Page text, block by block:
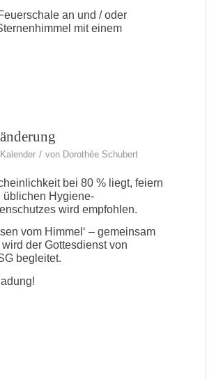
an und / oder
mit einem
Kalender / von Dorothée Schubert
bei 80 % liegt, feiern
üblichen Hygiene-
wird empfohlen.
vom Himmel‘ – gemeinsam
der Gottesdienst von
begleitet.